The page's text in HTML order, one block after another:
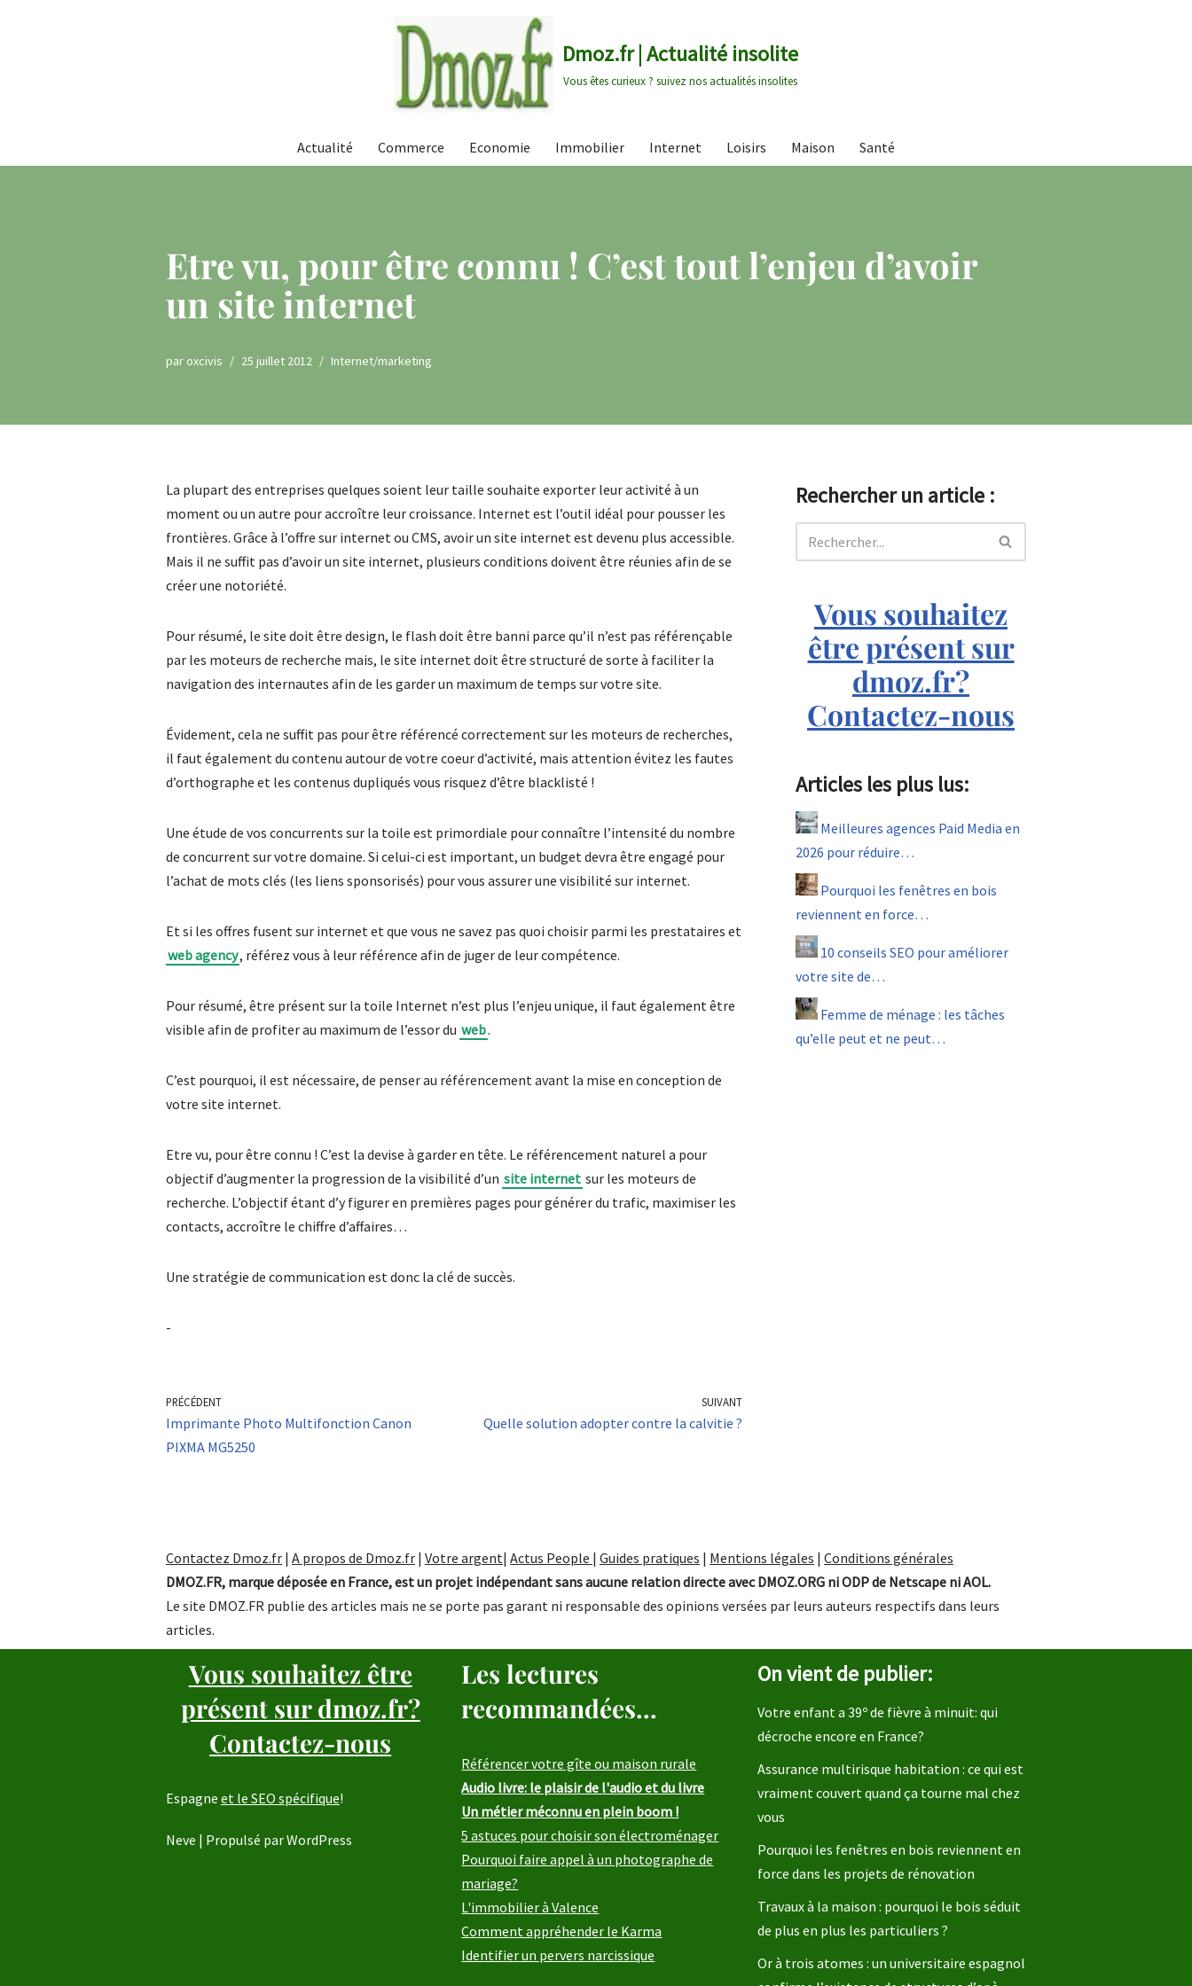
Dmoz.fr | Actualité insolite
Vous êtes curieux ? suivez nos actualités insolites
Actualité Commerce Economie Immobilier Internet Loisirs Maison Santé
Etre vu, pour être connu ! C’est tout l’enjeu d’avoir
un site internet
par oxcivis 25 juillet 2012 Internet/marketing
La plupart des entreprises quelques soient leur taille souhaite exporter leur activité à un
moment ou un autre pour accroître leur croissance. Internet est l’outil idéal pour pousser les
frontières. Grâce à l’offre sur internet ou CMS, avoir un site internet est devenu plus accessible.
Mais il ne suffit pas d’avoir un site internet, plusieurs conditions doivent être réunies afin de se
créer une notoriété.
Pour résumé, le site doit être design, le flash doit être banni parce qu’il n’est pas référençable
par les moteurs de recherche mais, le site internet doit être structuré de sorte à faciliter la
navigation des internautes afin de les garder un maximum de temps sur votre site.
Évidement, cela ne suffit pas pour être référencé correctement sur les moteurs de recherches,
il faut également du contenu autour de votre coeur d’activité, mais attention évitez les fautes
d’orthographe et les contenus dupliqués vous risquez d’être blacklisté !
Une étude de vos concurrents sur la toile est primordiale pour connaître l’intensité du nombre
de concurrent sur votre domaine. Si celui-ci est important, un budget devra être engagé pour
l’achat de mots clés (les liens sponsorisés) pour vous assurer une visibilité sur internet.
Et si les offres fusent sur internet et que vous ne savez pas quoi choisir parmi les prestataires et
web agency, référez vous à leur référence afin de juger de leur compétence.
Pour résumé, être présent sur la toile Internet n’est plus l’enjeu unique, il faut également être
visible afin de profiter au maximum de l’essor du web.
C’est pourquoi, il est nécessaire, de penser au référencement avant la mise en conception de
votre site internet.
Etre vu, pour être connu ! C’est la devise à garder en tête. Le référencement naturel a pour
objectif d’augmenter la progression de la visibilité d’un site internet sur les moteurs de
recherche. L’objectif étant d’y figurer en premières pages pour générer du trafic, maximiser les
contacts, accroître le chiffre d’affaires…
Une stratégie de communication est donc la clé de succès.
-
PRÉCÉDENT
Imprimante Photo Multifonction Canon
PIXMA MG5250
SUIVANT
Quelle solution adopter contre la calvitie ?
Rechercher un article :
Vous souhaitez
être présent sur
dmoz.fr?
Contactez-nous
Articles les plus lus:
Meilleures agences Paid Media en
2026 pour réduire…
Pourquoi les fenêtres en bois
reviennent en force…
10 conseils SEO pour améliorer
votre site de…
Femme de ménage : les tâches
qu’elle peut et ne peut…
Contactez Dmoz.fr | A propos de Dmoz.fr | Votre argent| Actus People | Guides pratiques | Mentions légales | Conditions générales
DMOZ.FR, marque déposée en France, est un projet indépendant sans aucune relation directe avec DMOZ.ORG ni ODP de Netscape ni AOL.
Le site DMOZ.FR publie des articles mais ne se porte pas garant ni responsable des opinions versées par leurs auteurs respectifs dans leurs
articles.
Vous souhaitez être
présent sur dmoz.fr?
Contactez-nous
Espagne et le SEO spécifique!
Neve | Propulsé parWordPress
Les lectures
recommandées...
Référencer votre gîte ou maison rurale
Audio livre: le plaisir de l'audio et du livre
Un métier méconnu en plein boom !
5 astuces pour choisir son électroménager
Pourquoi faire appel à un photographe de
mariage?
L'immobilier à Valence
Comment appréhender le Karma
Identifier un pervers narcissique
On vient de publier:
Votre enfant a 39º de fièvre à minuit: qui
décroche encore en France?
Assurance multirisque habitation : ce qui est
vraiment couvert quand ça tourne mal chez
vous
Pourquoi les fenêtres en bois reviennent en
force dans les projets de rénovation
Travaux à la maison : pourquoi le bois séduit
de plus en plus les particuliers ?
Or à trois atomes : un universitaire espagnol